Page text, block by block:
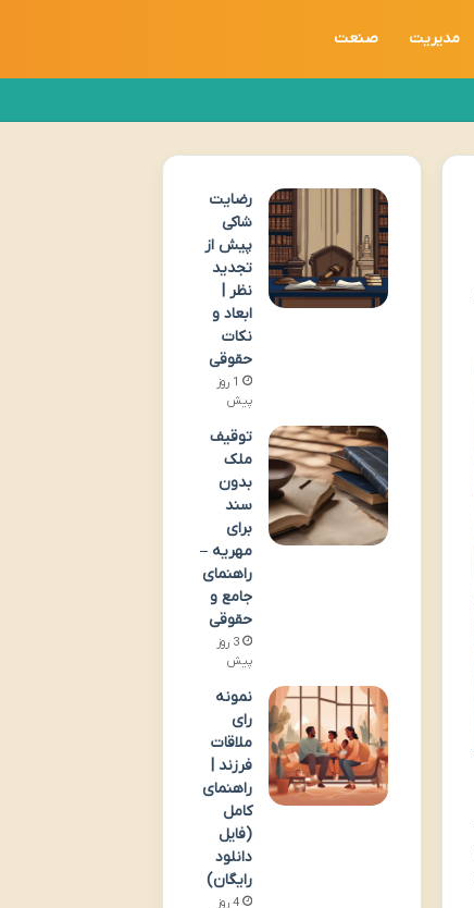
مدیریت صنعت
رضایت
شاکی
پیش از
تجدید
نظر |
ابعاد و
نکات
حقوقی
1 روز
پیش
توقیف
ملک
بدون
سند
برای
مهریه –
راهنمای
جامع و
حقوقی
3 روز
پیش
نمونه
رای
ملاقات
فرزند |
راهنمای
کامل
(فایل
دانلود
رایگان)
4 روز